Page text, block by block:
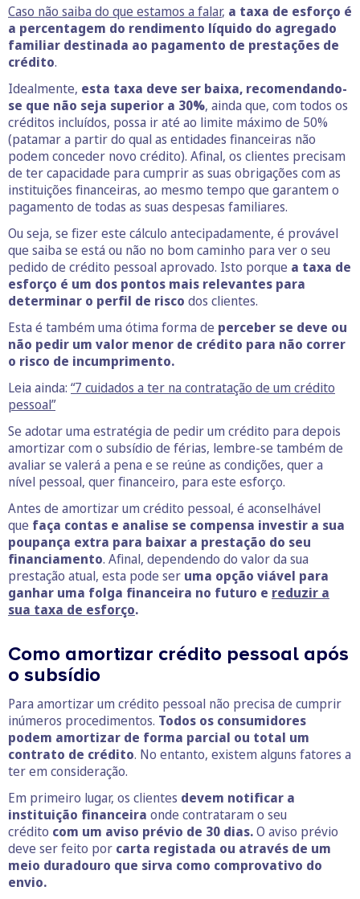
Caso não saiba do que estamos a falar, a taxa de esforço é
a percentagem do rendimento líquido do agregado
familiar destinada ao pagamento de prestações de
crédito.
Idealmente, esta taxa deve ser baixa, recomendando-
se que não seja superior a 30%, ainda que, com todos os
créditos incluídos, possa ir até ao limite máximo de 50%
(patamar a partir do qual as entidades financeiras não
podem conceder novo crédito). Afinal, os clientes precisam
de ter capacidade para cumprir as suas obrigações com as
instituições financeiras, ao mesmo tempo que garantem o
pagamento de todas as suas despesas familiares.
Ou seja, se fizer este cálculo antecipadamente, é provável
que saiba se está ou não no bom caminho para ver o seu
pedido de crédito pessoal aprovado. Isto porque a taxa de
esforço é um dos pontos mais relevantes para
determinar o perfil de risco dos clientes.
Esta é também uma ótima forma de perceber se deve ou
não pedir um valor menor de crédito para não correr
o risco de incumprimento.
Leia ainda: “7 cuidados a ter na contratação de um crédito
pessoal”
Se adotar uma estratégia de pedir um crédito para depois
amortizar com o subsídio de férias, lembre-se também de
avaliar se valerá a pena e se reúne as condições, quer a
nível pessoal, quer financeiro, para este esforço.
Antes de amortizar um crédito pessoal, é aconselhável
que faça contas e analise se compensa investir a sua
poupança extra para baixar a prestação do seu
financiamento. Afinal, dependendo do valor da sua
prestação atual, esta pode ser uma opção viável para
ganhar uma folga financeira no futuro e reduzir a
sua taxa de esforço.
Como amortizar crédito pessoal após
o subsídio
Para amortizar um crédito pessoal não precisa de cumprir
inúmeros procedimentos. Todos os consumidores
podem amortizar de forma parcial ou total um
contrato de crédito. No entanto, existem alguns fatores a
ter em consideração.
Em primeiro lugar, os clientes devem notificar a
instituição financeira onde contrataram o seu
crédito com um aviso prévio de 30 dias.O aviso prévio
deve ser feito por carta registada ou através de um
meio duradouro que sirva como comprovativo do
envio.